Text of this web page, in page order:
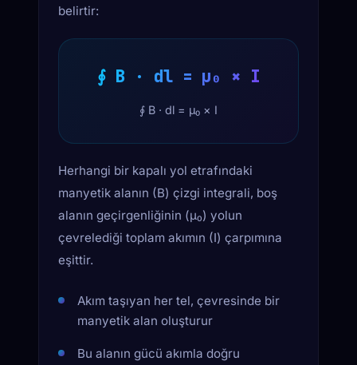
belirtir:
∮ B · dl = μ₀ × I
∮ B · dl = μ₀ × I
Herhangi bir kapalı yol etrafındaki
manyetik alanın (B) çizgi integrali, boş
alanın geçirgenliğinin (μ₀) yolun
çevrelediği toplam akımın (I) çarpımına
eşittir.
Akım taşıyan her tel, çevresinde bir
manyetik alan oluşturur
Bu alanın gücü akımla doğru